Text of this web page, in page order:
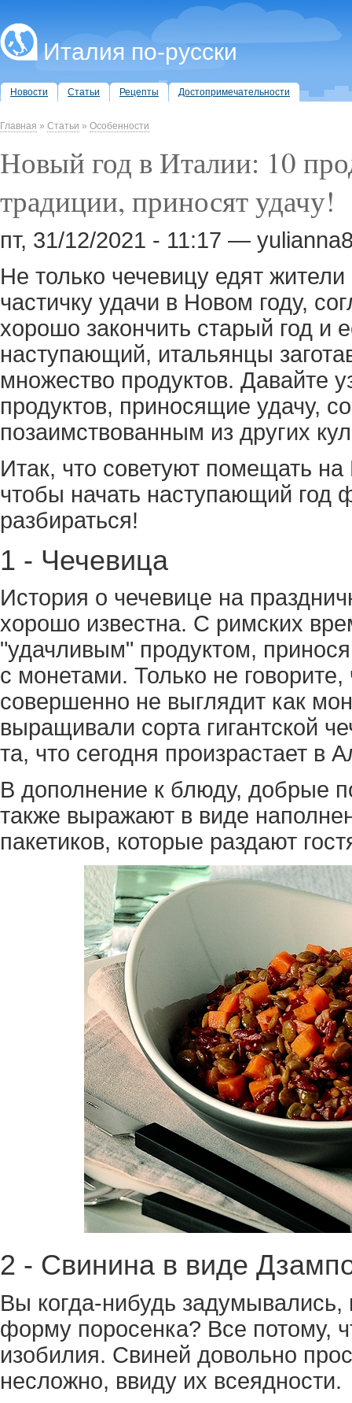
Италия по-русски
Новости Статьи Рецепты Достопримечательности
Главная » Статьи » Особенности
Новый год в Италии: 10
традиции, приносят удачу!
пт, 31/12/2021 - 11:17 —
Не только чечевицу едят
частичку удачи в Новом году,
хорошо закончить старый год и
наступающий, итальянцы
множество продуктов. Давайте
продуктов, приносящие удачу,
позаимствованным из других
Итак, что советуют помещать
чтобы начать наступающий год
разбираться!
1 - Чечевица
История о чечевице на
хорошо известна. С римских
"удачливым" продуктом,
с монетами. Только не
совершенно не выглядит как
выращивали сорта гигантской
та, что сегодня произрастает в
В дополнение к блюду, добрые
также выражают в виде
пакетиков, которые раздают
2 - Свинина в виде
Вы когда-нибудь задумывались,
форму поросенка? Все потому,
изобилия. Свиней довольно
несложно, ввиду их всеядности.